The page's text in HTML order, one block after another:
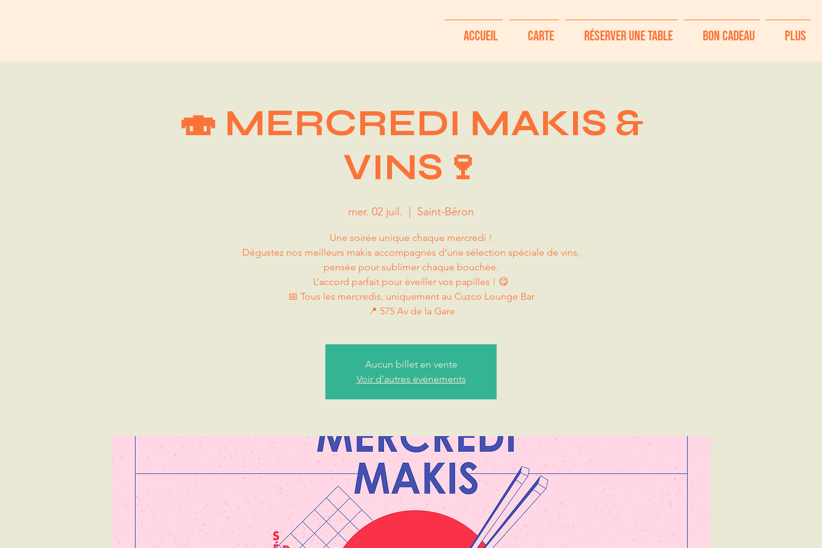
Accueil Carte Réserver une table Bon Cadeau Plus
🍣 MERCREDI MAKIS &
VINS🍷
mer. 02 juil. Saint-Béron
Une soirée unique chaque mercredi !
Dégustez nos meilleurs makis accompagnés d’une sélection spéciale de vins,
pensée pour sublimer chaque bouchée.
L’accord parfait pour éveiller vos papilles ! 😋
📅 Tous les mercredis, uniquement au Cuzco Lounge Bar
📍 575 Av de la Gare
Aucun billet en vente
Voir d'autres événements